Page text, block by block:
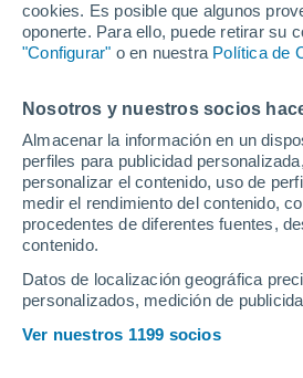
cookies. Es posible que algunos
oponerte. Para ello, puede retirar su
"Configurar" o en nuestra Política de
Nosotros y nuestros socios
Almacenar la información en un
perfiles para publicidad
personalizar el contenido, uso de
medir el rendimiento del contenido,
procedentes de diferentes fuentes,
contenido.
Datos de localización geográfica
personalizados, medición de
Ver nuestros 1199 socios
Artículos